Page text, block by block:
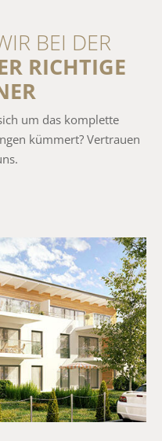
BEI DER
RICHTIGE
um das komplette
kümmert? Vertrauen